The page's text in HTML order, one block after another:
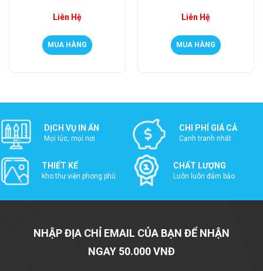
Liên Hệ
MUA HÀNG
Liên Hệ
MUA HÀNG
DỊCH VỤ IN ẤN
Mọi lúc, mọi nơi
CHI PHÍ GIÁ CẢ
Cạnh tranh nhất
THIẾT KẾ
kho thư viện phong phú
CHẤT LƯỢNG
Luôn luôn đảm bảo
NHẬP ĐỊA CHỈ EMAIL CỦA BẠN ĐỂ NHẬN
NGAY 50.000 VNĐ